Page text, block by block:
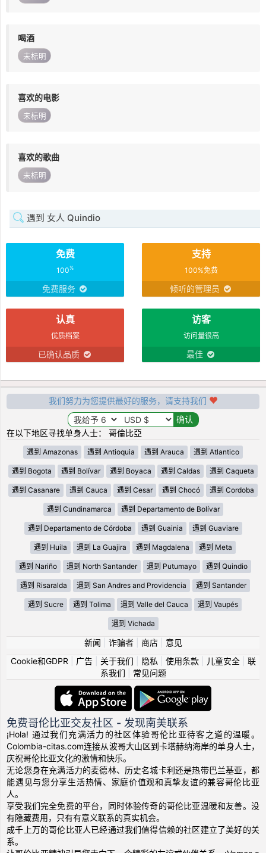
喝酒
未标明
喜欢的电影
未标明
喜欢的歌曲
未标明
遇到 女人 Quindio
免费
100%
免费服务
支持
100%免费
倾听的管理员
认真
优质档案
已确认品质
访客
访问量很高
最佳
我们努力为您提供最好的服务，请支持我们
在以下地区寻找单身人士： 哥倫比亞
遇到 Amazonas 遇到 Antioquia 遇到 Arauca 遇到 Atlantico
遇到 Bogota 遇到 Bolívar 遇到 Boyaca 遇到 Caldas 遇到 Caqueta
遇到 Casanare 遇到 Cauca 遇到 Cesar 遇到 Chocó 遇到 Cordoba
遇到 Cundinamarca 遇到 Departamento de Bolívar
遇到 Departamento de Córdoba 遇到 Guainia 遇到 Guaviare
遇到 Huila 遇到 La Guajira 遇到 Magdalena 遇到 Meta
遇到 Nariño 遇到 North Santander 遇到 Putumayo 遇到 Quindio
遇到 Risaralda 遇到 San Andres and Providencia 遇到 Santander
遇到 Sucre 遇到 Tolima 遇到 Valle del Cauca 遇到 Vaupés
遇到 Vichada
新闻 诈骗者| 商店| 意见
Cookie和GDPR
广告| 关于我们 隐私 使用条款| 儿童安全| 联
系我们
常见问题
免费哥伦比亚交友社区 - 发现南美联系
¡Hola! 通过我们充满活力的社区体验哥伦比亚待客之道的温暖。
Colombia-citas.com连接从波哥大山区到卡塔赫纳海岸的单身人士，
庆祝哥伦比亚文化的激情和快乐。
无论您身在充满活力的麦德林、历史名城卡利还是热带巴兰基亚，都
能遇见与您分享生活热情、家庭价值观和真挚友谊的兼容哥伦比亚
人。
享受我们完全免费的平台，同时体验传奇的哥伦比亚温暖和友善。没
有隐藏费用，只有有意义联系的真实机会。
成千上万的哥伦比亚人已经通过我们值得信赖的社区建立了美好的关
系。